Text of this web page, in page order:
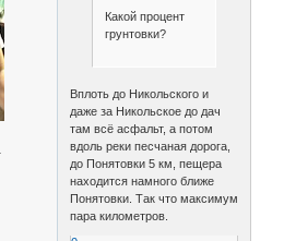
Какой процент
грунтовки?
Вплоть до Никольского и
даже за Никольское до дач
там всё асфальт, а потом
вдоль реки песчаная дорога,
до Понятовки 5 км, пещера
находится намного ближе
Понятовки. Так что максимум
пара километров.